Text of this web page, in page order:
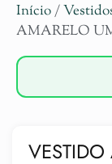
Início/
AMARELO